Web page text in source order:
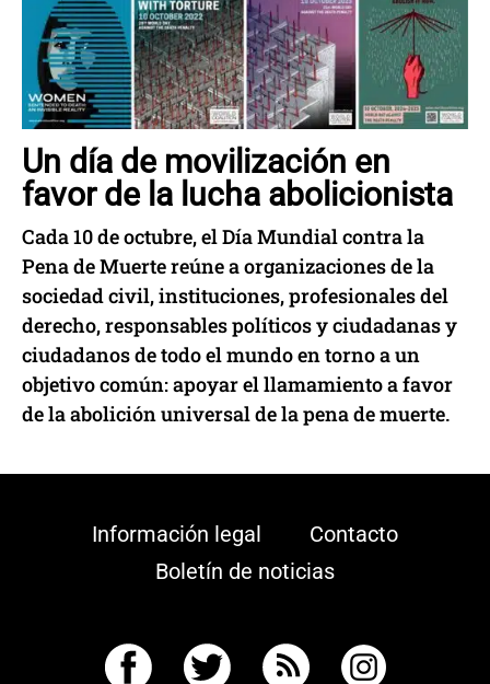
Un día de movilización en
favor de la lucha abolicionista
Cada 10 de octubre, el Día Mundial contra la
Pena de Muerte reúne a organizaciones de la
sociedad civil, instituciones, profesionales del
derecho, responsables políticos y ciudadanas y
ciudadanos de todo el mundo en torno a un
objetivo común: apoyar el llamamiento a favor
de la abolición universal de la pena de muerte.
Información legal
Contacto
Boletín de noticias